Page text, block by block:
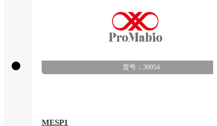
货号：30054
MESP1